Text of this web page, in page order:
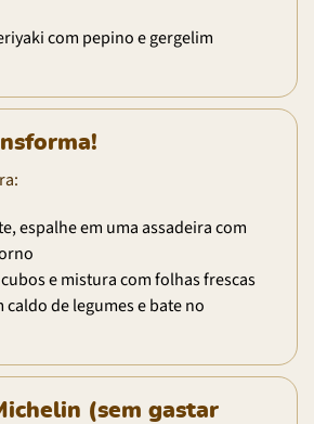
com pepino e gergelim
espalhe em uma assadeira com
e mistura com folhas frescas
caldo de legumes e bate no
(sem gastar